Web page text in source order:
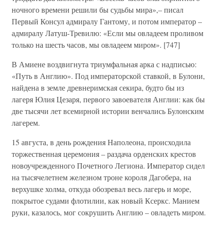
ночного времени решили бы судьбы мира»,– писал
Первый Консул адмиралу Гантому, и потом император –
адмиралу Латуш-Тревилю: «Если мы овладеем проливом
только на шесть часов, мы овладеем миром». [747]
В Амиене воздвигнута триумфальная арка с надписью:
«Путь в Англию». Под императорской ставкой, в Булони,
найдена в земле древнеримская секира, будто бы из
лагеря Юлия Цезаря, первого завоевателя Англии: как бы
две тысячи лет всемирной истории венчались Булонским
лагерем.
15 августа, в день рождения Наполеона, происходила
торжественная церемония – раздача орденских крестов
новоучрежденного Почетного Легиона. Император сидел
на тысячелетнем железном троне короля Дагобера, на
верхушке холма, откуда обозревал весь лагерь и море,
покрытое судами флотилии, как новый Ксеркс. Манием
руки, казалось, мог сокрушить Англию – овладеть миром.